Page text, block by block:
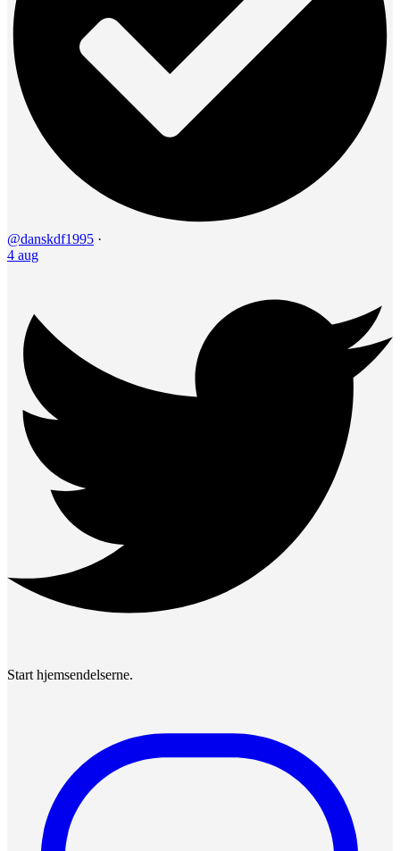
@danskdf1995 ·
4 aug
Start hjemsendelserne.